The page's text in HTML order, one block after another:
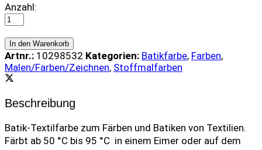
Batik-
Textilfarbe
-
Tree
Time
quantity
Anzahl:
In den Warenkorb
Artnr.: 10298532 Kategorien: Batikfarbe, Farben,
Malen/Farben/Zeichnen, Stoffmalfarben
Beschreibung
Batik-Textilfarbe zum Färben und Batiken von Textilien.
Färbt ab 50 °C bis 95 °C  in einem Eimer oder auf dem